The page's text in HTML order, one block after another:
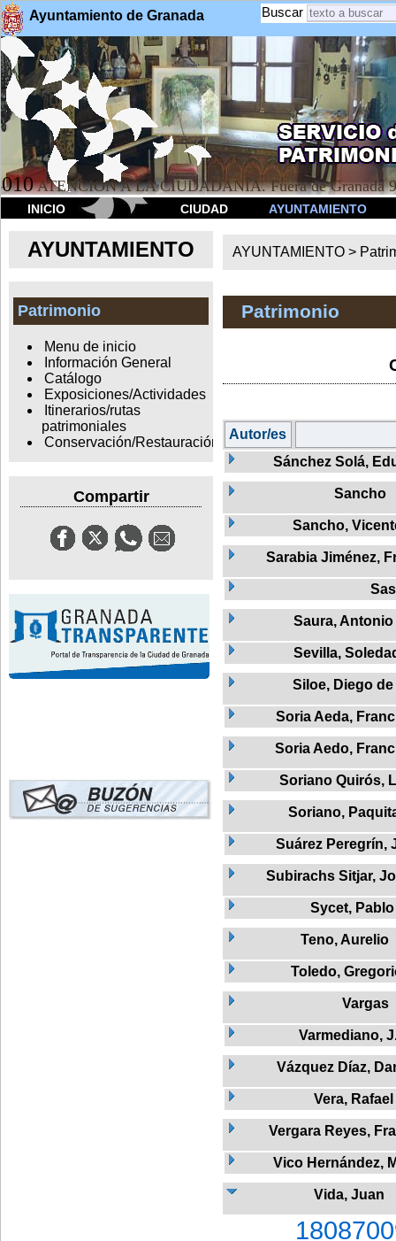
Ayuntamiento de Granada Buscar
010 ATENCION A LA CIUDADANÍA. Fuera de Granada
INICIO CIUDAD AYUNTAMIENTO
AYUNTAMIENTO
Patrimonio
Menu de inicio
Información General
Catálogo
Exposiciones/Actividades
Itinerarios/rutas
patrimoniales
Conservación/Restauración
Compartir
AYUNTAMIENTO >
Patrimonio
Autor/es
Sánchez Solá,
Sancho
Sancho,
Sarabia Jiménez,
Saura, Antonio
Sevilla,
Siloe, Diego de
Soria Aeda,
Soria Aedo,
Soriano Quirós,
Soriano,
Suárez Peregrín,
Subirachs Sitjar,
Sycet, Pablo
Teno, Aurelio
Toledo,
Vargas
Varmediano,
Vázquez Díaz,
Vera, Rafael
Vergara Reyes,
Vico Hernández,
Vida, Juan